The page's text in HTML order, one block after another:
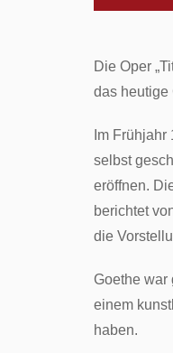
Die Oper
das heutige
Im
selbst
eröffnen.
berichtet
die
Goethe war
einem
haben.